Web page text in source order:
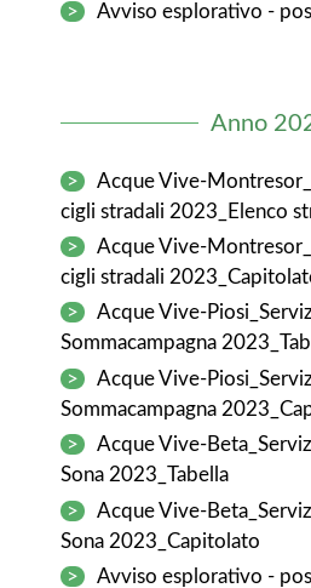
>
Avviso esplorativo -
Anno
>
Acque Vive-
cigli stradali 2023_Elenco
>
Acque Vive-
cigli stradali
>
Acque Vive-
Sommacampagna
>
Acque Vive-
Sommacampagna
>
Acque Vive-
Sona 2023_Tabella
>
Acque Vive-
Sona 2023_Capitolato
>
Avviso esplorativo -